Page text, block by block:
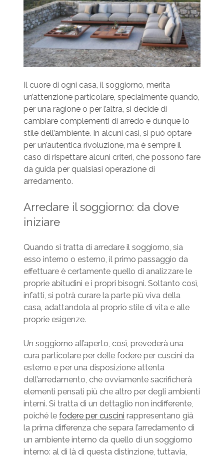
Il cuore di ogni casa, il soggiorno, merita
un’attenzione particolare, specialmente quando,
per una ragione o per l’altra, si decide di
cambiare complementi di arredo e dunque lo
stile dell’ambiente. In alcuni casi, si può optare
per un’autentica rivoluzione, ma è sempre il
caso di rispettare alcuni criteri, che possono fare
da guida per qualsiasi operazione di
arredamento.
Arredare il soggiorno: da dove
iniziare
Quando si tratta di arredare il soggiorno, sia
esso interno o esterno, il primo passaggio da
effettuare è certamente quello di analizzare le
proprie abitudini e i propri bisogni. Soltanto così,
infatti, si potrà curare la parte più viva della
casa, adattandola al proprio stile di vita e alle
proprie esigenze.
Un soggiorno all’aperto, così, prevederà una
cura particolare per delle fodere per cuscini da
esterno e per una disposizione attenta
dell’arredamento, che ovviamente sacrificherà
elementi pensati più che altro per degli ambienti
interni. Si tratta di un dettaglio non indifferente,
poiché le fodere per cuscini rappresentano già
la prima differenza che separa l’arredamento di
un ambiente interno da quello di un soggiorno
interno: al di là di questa distinzione, tuttavia,